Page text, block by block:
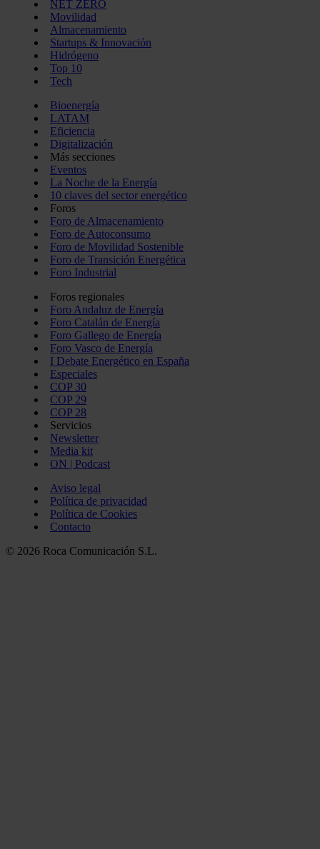
NET ZERO
Movilidad
Almacenamiento
Startups & Innovación
Hidrógeno
Top 10
Tech
Bioenergía
LATAM
Eficiencia
Digitalización
Más secciones
Eventos
La Noche de la Energía
10 claves del sector energético
Foros
Foro de Almacenamiento
Foro de Autoconsumo
Foro de Movilidad Sostenible
Foro de Transición Energética
Foro Industrial
Foros regionales
Foro Andaluz de Energía
Foro Catalán de Energía
Foro Gallego de Energía
Foro Vasco de Energía
I Debate Energético en España
Especiales
COP 30
COP 29
COP 28
Servicios
Newsletter
Media kit
ON | Podcast
Aviso legal
Política de privacidad
Política de Cookies
Contacto
© 2026 Roca Comunicación S.L.